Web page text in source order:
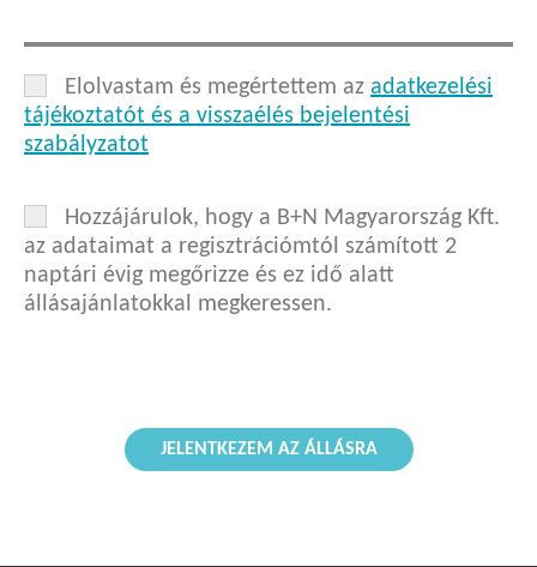
Elolvastam és megértettem az adatkezelési
tájékoztatót és a visszaélés bejelentési
szabályzatot
az adataimat a regisztrációmtól számított 2
naptári évig megőrizze és ez idő alatt
állásajánlatokkal megkeressen.